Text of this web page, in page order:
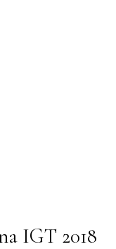
IGT 2018